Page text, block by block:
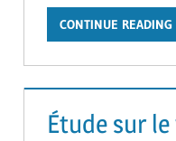
CONTINUE READING
Étude sur